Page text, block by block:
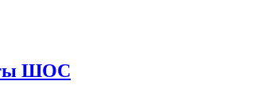
ШОС